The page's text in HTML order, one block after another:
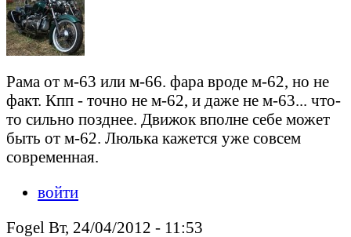
Рама от м-63 или м-66. фара вроде м-62, но не
факт. Кпп - точно не м-62, и даже не м-63... что-
то сильно позднее. Движок вполне себе может
быть от м-62. Люлька кажется уже совсем
современная.
войти
Fogel Вт, 24/04/2012 - 11:53